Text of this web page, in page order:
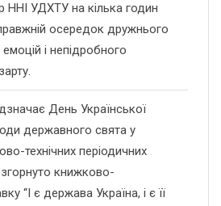
ННІ УДХТУ на кілька годин
осередок дружнього
і непідробного
День Української
державного свята у
технічних періодичних
книжково-
“І є держава Україна, і є її